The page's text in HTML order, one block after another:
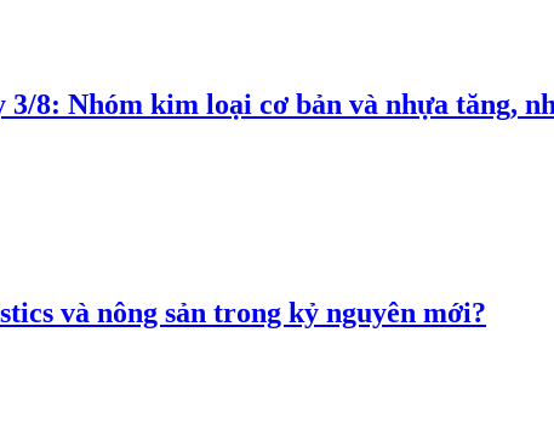
3/8: Nhóm kim loại cơ bản và nhựa tăng,
và nông sản trong kỷ nguyên mới?